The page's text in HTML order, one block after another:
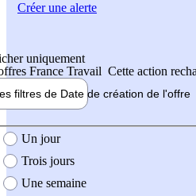
uniquement
France Travail Cette action
filtres de Date de création de l'offre
création de l'offre
Un jour
Trois jours
Une semaine
Créer une alerte